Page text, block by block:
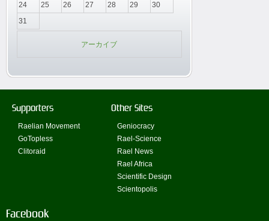
24
25 26 27 28 29
30
31
アーカイブ
Supporters
Raelian Movement
GoTopless
Clitoraid
Other Sites
Geniocracy
Rael-Science
Rael News
Rael Africa
Scientific Design
Scientopolis
Facebook